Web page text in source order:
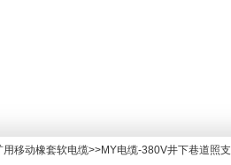
移动橡套软电缆>>MY电缆-380V井下巷道照支